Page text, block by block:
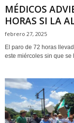
MÉDICOS
HORAS SI LA
febrero 27, 2025
El paro de 72 horas
este miércoles sin que